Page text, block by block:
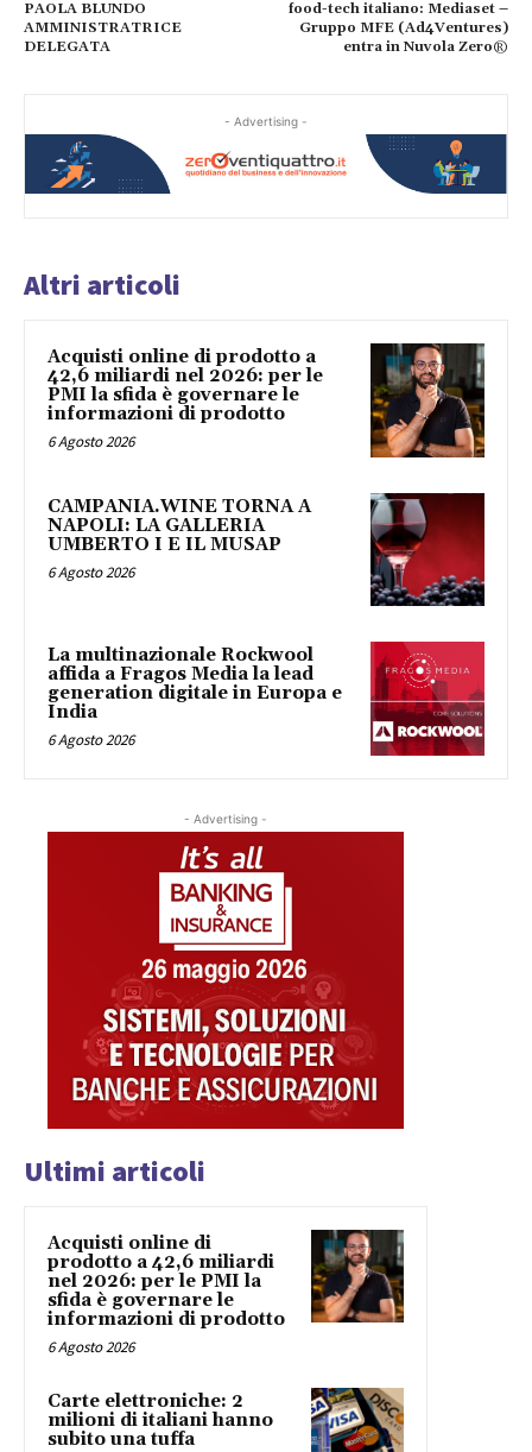
PAOLA BLUNDO
AMMINISTRATRICE
DELEGATA
food-tech italiano: Mediaset –
Gruppo MFE (Ad4Ventures)
entra in Nuvola Zero®
- Advertising -
Altri articoli
Acquisti online di prodotto a
42,6 miliardi nel 2026: per le
PMI la sfida è governare le
informazioni di prodotto
6 Agosto 2026
CAMPANIA.WINE TORNA A
NAPOLI: LA GALLERIA
UMBERTO I E IL MUSAP
6 Agosto 2026
La multinazionale Rockwool
affida a Fragos Media la lead
generation digitale in Europa e
India
6 Agosto 2026
- Advertising -
Ultimi articoli
Acquisti online di
prodotto a 42,6 miliardi
nel 2026: per le PMI la
sfida è governare le
informazioni di prodotto
6 Agosto 2026
Carte elettroniche: 2
milioni di italiani hanno
subito una tuffa